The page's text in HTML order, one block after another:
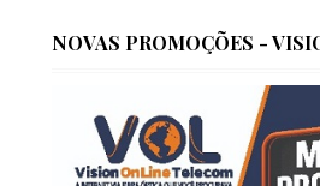
NOVAS PROMOÇÕES -